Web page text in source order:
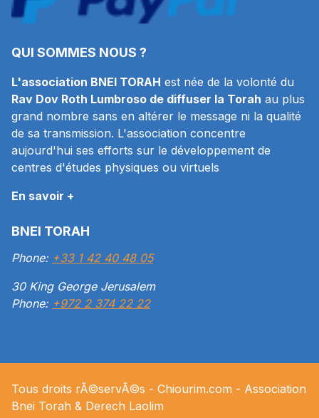
QUI SOMMES NOUS ?
L'association BNEI TORAH est née de la volonté du
Rav Dov Roth Lumbroso de diffuser la Torah au plus
grand nombre sans en altérer le message ni la qualité
de sa transmission. L'association concentre
aujourd'hui ses efforts sur le développement de
centres d'études physiques ou virtuels
En savoir +
BNEI TORAH
Phone: +33 1 42 40 48 05
30 King George Jerusalem
Phone: +972 2 374 22 22
Tous droits rÃ©servÃ©s - Chiourim.com - Association
Bnei Torah & Derech Laolim